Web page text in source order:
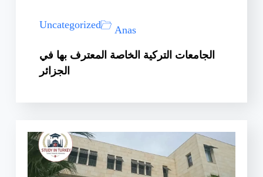
Anas
Uncategorized
الجامعات التركية الخاصة المعترف بها في
الجزائر